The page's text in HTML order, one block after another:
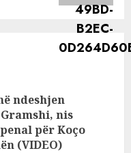
ndeshjen
nis
për Koço
(VIDEO)